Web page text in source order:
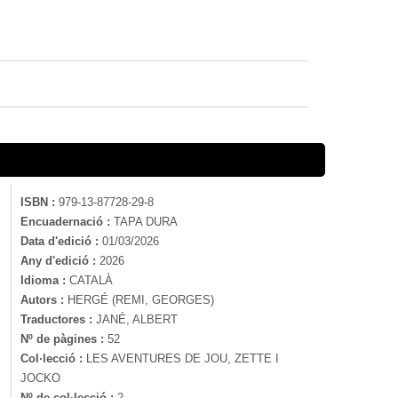
ISBN : 979-13-87728-29-8
Encuadernació : TAPA DURA
Data d'edició : 01/03/2026
Any d'edició : 2026
Idioma : CATALÀ
Autors : HERGÉ (REMI, GEORGES)
Traductores : JANÉ, ALBERT
Nº de pàgines : 52
Col·lecció : LES AVENTURES DE JOU, ZETTE I
JOCKO